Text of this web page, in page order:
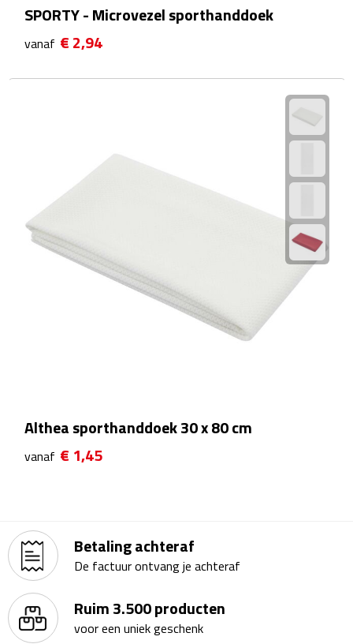
Naambadges & naamkaarthouders
Stickers
Bureau Toebehoren
Bureauklokken
Bureaulampen
Bureau onderleggers
Boekenleggers
Linialen
Magneten
Muismatten
SPORTY - Microvezel sporthanddoek
vanaf € 2,94
Althea sporthanddoek 30 x 80 cm
vanaf € 1,45
Betaling achteraf
De factuur ontvang je achteraf
Ruim 3.500 producten
voor een uniek geschenk